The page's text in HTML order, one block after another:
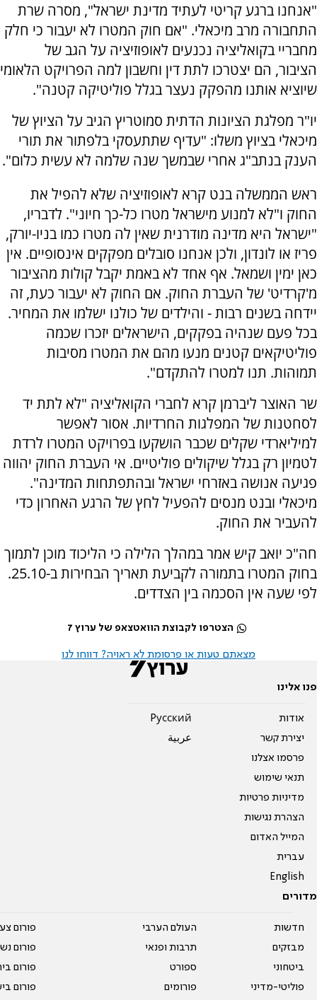
"‏אנחנו ברגע קריטי לעתיד מדינת ישראל", מסרה שרת
התחבורה מרב מיכאלי. "אם חוק המטרו לא יעבור כי חלק
מחבריי בקואליציה נכנעים לאופוזיציה על הגב של
הציבור, הם יצטרכו לתת דין וחשבון למה הפרויקט הלאומי
שיוציא אותנו מהפקק נעצר בגלל פוליטיקה קטנה".
יו"ר מפלגת הציונות הדתית סמוטריץ הגיב על הציוץ של
מיכאלי בציוץ משלו: "עדיף שתתעסקי בלפתור את תורי
הענק בנתב"ג אחרי שבמשך שנה שלמה לא עשית כלום".
ראש הממשלה בנט קרא לאופוזיציה שלא להפיל את
החוק ו"לא למנוע מישראל מטרו כל-כך חיוני". לדבריו,
"ישראל היא מדינה מודרנית שאין לה מטרו כמו בניו-יורק,
פריז או לונדון, ולכן אנחנו סובלים מפקקים אינסופיים. אין
כאן ימין ושמאל. אף אחד לא באמת יקבל קולות מהציבור
מ'קרדיט' של העברת החוק. אם החוק לא יעבור כעת, זה
יידחה בשנים רבות - והילדים של כולנו ישלמו את המחיר.
בכל פעם שנהיה בפקקים, הישראלים יזכרו שכמה
פוליטיקאים קטנים מנעו מהם את המטרו מסיבות
תמוהות. תנו למטרו להתקדם".
שר האוצר ליברמן קרא לחברי הקואליציה "לא לתת יד
לסחטנות של המפלגות החרדיות. אסור לאפשר
למיליארדי שקלים שכבר הושקעו בפרויקט המטרו לרדת
לטמיון רק בגלל שיקולים פוליטיים. אי העברת החוק יהווה
פגיעה אנושה באזרחי ישראל ובהתפתחות המדינה".
מיכאלי ובנט מנסים להפעיל לחץ של הרגע האחרון כדי
להעביר את החוק.
חה"כ יואב קיש אמר במהלך הלילה כי הליכוד מוכן לתמוך
בחוק המטרו בתמורה לקביעת תאריך הבחירות ב-25.10.
לפי שעה אין הסכמה בין הצדדים.
הצטרפו לקבוצת הוואטצאפ של ערוץ 7
מצאתם טעות או פרסומת לא ראויה? דווחו לנו
פנו אלינו
אודות
יצירת קשר
פרסמו אצלנו
תנאי שימוש
מדיניות פרטיות
הצהרת נגישות
המייל האדום
עברית
English
Pусский
عربية
מדורים
חדשות
מבזקים
ביטחוני
פוליטי-מדיני
העולם הערבי
תרבות ופנאי
ספורט
פורומים
פורום
פורום
פורום
פורום